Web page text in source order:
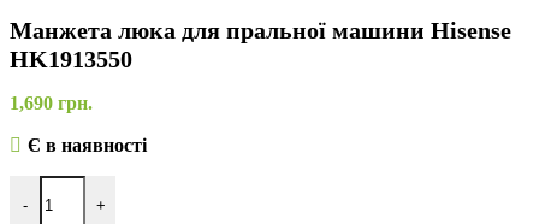
Манжета люка для пральної машини Hisense
HK1913550
1,690 грн.
Є в наявності
- +